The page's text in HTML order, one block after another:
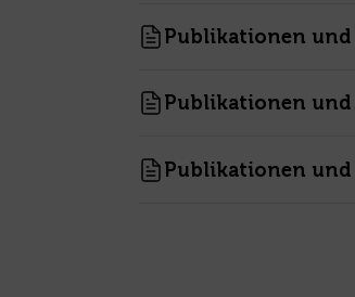
Publikationen und
Publikationen und
Publikationen und